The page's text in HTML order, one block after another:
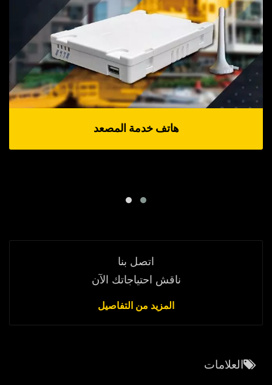
هاتف خدمة المصعد
اتصل بنا
ناقش احتياجاتك الآن
المزيد من التفاصيل
العلامات